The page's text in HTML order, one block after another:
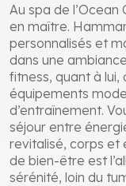
Au spa de
en maître.
personnalisés et
dans une
fitness, quant à lui,
équipements
d’entraînement.
séjour entre
revitalisé, corps et
de bien-être est
sérénité, loin du